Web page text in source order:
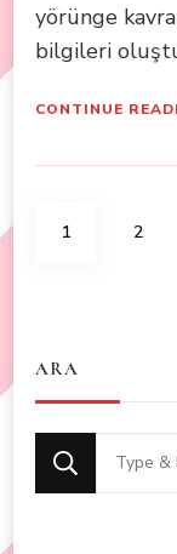
yörünge
bilgileri
CONTINUE
Posts
PAGE
1 PAGE
2
ARA
Looking
for